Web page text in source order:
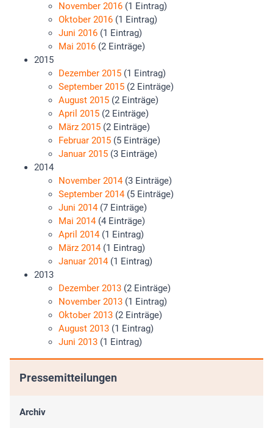
November 2016 (1 Eintrag)
Oktober 2016 (1 Eintrag)
Juni 2016 (1 Eintrag)
Mai 2016 (2 Einträge)
2015
Dezember 2015 (1 Eintrag)
September 2015 (2 Einträge)
August 2015 (2 Einträge)
April 2015 (2 Einträge)
März 2015 (2 Einträge)
Februar 2015 (5 Einträge)
Januar 2015 (3 Einträge)
2014
November 2014(3 Einträge)
September 2014(5 Einträge)
Juni 2014(7 Einträge)
Mai 2014(4 Einträge)
April 2014(1 Eintrag)
März 2014(1 Eintrag)
Januar 2014(1 Eintrag)
2013
Dezember 2013 (2 Einträge)
November 2013 (1 Eintrag)
Oktober 2013 (2 Einträge)
August 2013 (1 Eintrag)
Juni 2013 (1 Eintrag)
Pressemitteilungen
Archiv